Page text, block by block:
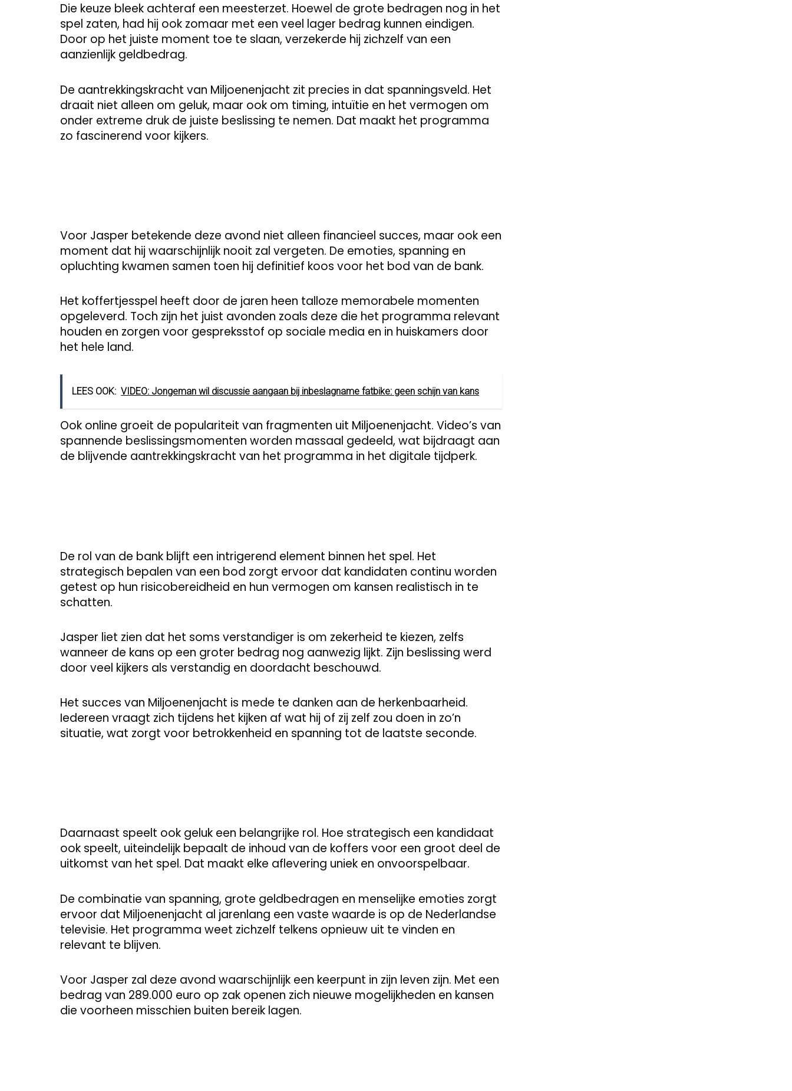
Die keuze bleek achteraf een meesterzet. Hoewel de grote bedragen nog in het
spel zaten, had hij ook zomaar met een veel lager bedrag kunnen eindigen.
Door op het juiste moment toe te slaan, verzekerde hij zichzelf van een
aanzienlijk geldbedrag.
De aantrekkingskracht van Miljoenenjacht zit precies in dat spanningsveld. Het
draait niet alleen om geluk, maar ook om timing, intuïtie en het vermogen om
onder extreme druk de juiste beslissing te nemen. Dat maakt het programma
zo fascinerend voor kijkers.
Voor Jasper betekende deze avond niet alleen financieel succes, maar ook een
moment dat hij waarschijnlijk nooit zal vergeten. De emoties, spanning en
opluchting kwamen samen toen hij definitief koos voor het bod van de bank.
Het koffertjesspel heeft door de jaren heen talloze memorabele momenten
opgeleverd. Toch zijn het juist avonden zoals deze die het programma relevant
houden en zorgen voor gespreksstof op sociale media en in huiskamers door
het hele land.
LEES OOK: VIDEO: Jongeman wil discussie aangaan bij inbeslagname fatbike: geen schijn van kans
Ook online groeit de populariteit van fragmenten uit Miljoenenjacht. Video’s van
spannende beslissingsmomenten worden massaal gedeeld, wat bijdraagt aan
de blijvende aantrekkingskracht van het programma in het digitale tijdperk.
De rol van de bank blijft een intrigerend element binnen het spel. Het
strategisch bepalen van een bod zorgt ervoor dat kandidaten continu worden
getest op hun risicobereidheid en hun vermogen om kansen realistisch in te
schatten.
Jasper liet zien dat het soms verstandiger is om zekerheid te kiezen, zelfs
wanneer de kans op een groter bedrag nog aanwezig lijkt. Zijn beslissing werd
door veel kijkers als verstandig en doordacht beschouwd.
Het succes van Miljoenenjacht is mede te danken aan de herkenbaarheid.
Iedereen vraagt zich tijdens het kijken af wat hij of zij zelf zou doen in zo’n
situatie, wat zorgt voor betrokkenheid en spanning tot de laatste seconde.
Daarnaast speelt ook geluk een belangrijke rol. Hoe strategisch een kandidaat
ook speelt, uiteindelijk bepaalt de inhoud van de koffers voor een groot deel de
uitkomst van het spel. Dat maakt elke aflevering uniek en onvoorspelbaar.
De combinatie van spanning, grote geldbedragen en menselijke emoties zorgt
ervoor dat Miljoenenjacht al jarenlang een vaste waarde is op de Nederlandse
televisie. Het programma weet zichzelf telkens opnieuw uit te vinden en
relevant te blijven.
Voor Jasper zal deze avond waarschijnlijk een keerpunt in zijn leven zijn. Met een
bedrag van 289.000 euro op zak openen zich nieuwe mogelijkheden en kansen
die voorheen misschien buiten bereik lagen.